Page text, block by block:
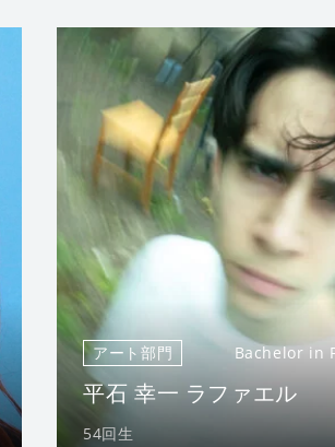
アート部門 Bachelor in
平石 幸一 ラファエル
54回生